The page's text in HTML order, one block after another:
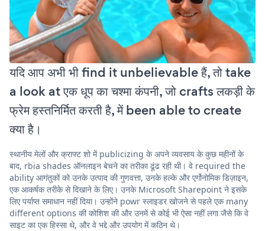
यदि आप अभी भी find it unbelievable हैं, तो take
a look at एक धूप का चश्मा कंपनी, जो crafts लकड़ी के
फ्रेम हस्तनिर्मित करती है, में been able to create
क्या है।
स्थानीय मेलों और क्राफ्ट शो में publicizing के अपने व्यवसाय के कुछ महीनों के
बाद, rbia shades ऑनलाइन बेचने का तरीका ढूंढ रही थी। वे required the
ability आगंतुकों को उनके उत्पाद की गुणवत्ता, उनके हल्के और एर्गोनोमिक डिज़ाइन,
एक आकर्षक तरीके से दिखाने के लिए। उनके Microsoft Sharepoint ने इसके
लिए पर्याप्त समाधान नहीं दिया। उन्होंने powr स्लाइडर खोजने से पहले एक many
different options की कोशिश की और उनमें से कोई भी ऐसा नहीं लगा जैसे कि वे
साइट का एक हिस्सा थे, और वे भद्दे और उपयोग में कठिन थे।